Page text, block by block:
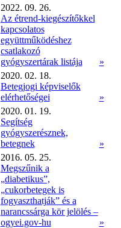
2022. 09. 26.
Az étrend-kiegészítőkkel
kapcsolatos
együttműködéshez
csatlakozó
gyógyszertárak listája
»
2020. 02. 18.
Betegjogi képviselők
elérhetőségei
»
2020. 01. 19.
Segítség
gyógyszerésznek,
betegnek
»
2016. 05. 25.
Megszűnik a
„diabetikus”,
„cukorbetegek is
fogyaszthatják” és a
narancssárga kör jelölés –
ogyei.gov-hu
»